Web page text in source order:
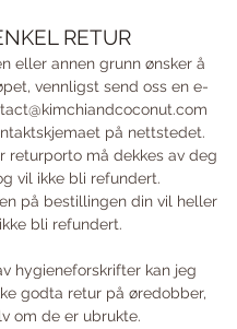
RETUR
eller annen grunn ønsker å
vennligst send oss en e-
på nettstedet.
returporto må dekkes av deg
vil ikke bli refundert.
på bestillingen din vil heller
ikke bli refundert.
hygieneforskrifter kan jeg
godta retur på øredobber,
om de er ubrukte.